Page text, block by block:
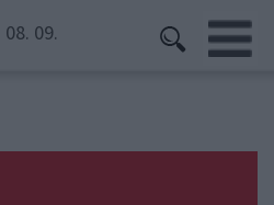
09.